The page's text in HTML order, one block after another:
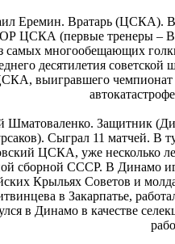
Еремин. Вратарь (ЦСКА).
(первые тренеры –
самых многообещающих
десятилетия советской
выигравшего чемпионат
Шматоваленко. Защитник
Сыграл 11 матчей. В
ЦСКА, уже несколько
сборной СССР. В Динамо
Крыльях Советов и
в Закарпатье,
в Динамо в качестве